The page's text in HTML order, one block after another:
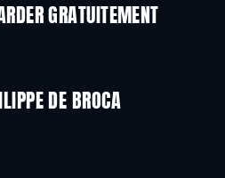
GRATUITEMENT
DE BROCA